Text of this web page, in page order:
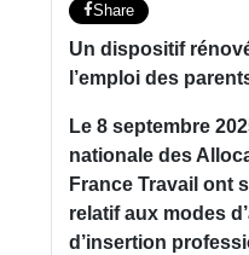
Share
Un dispositif
l’emploi des
Le 8 septembre
nationale des
France Travail ont
relatif aux modes
d’insertion